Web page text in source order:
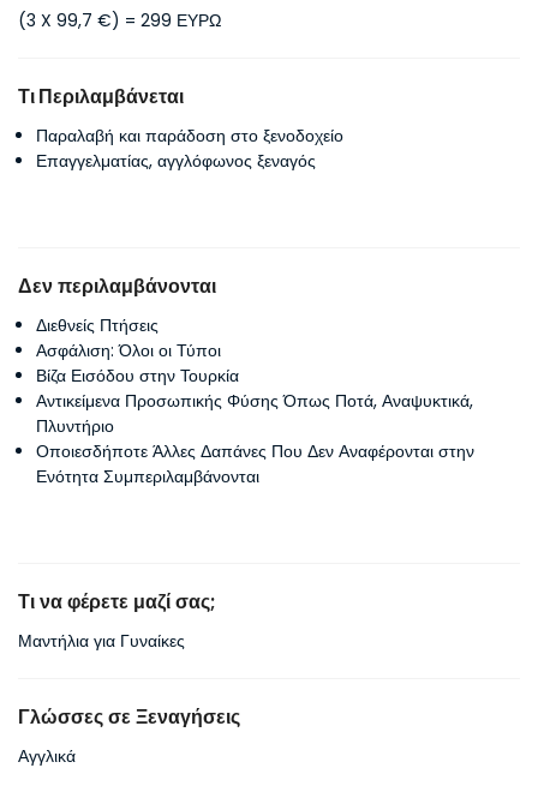
(3 X 99,7 €) = 299 ΕΥΡΩ
Τι Περιλαμβάνεται
Παραλαβή και παράδοση στο ξενοδοχείο
Επαγγελματίας, αγγλόφωνος ξεναγός
Δεν περιλαμβάνονται
Διεθνείς Πτήσεις
Ασφάλιση: Όλοι οι Τύποι
Βίζα Εισόδου στην Τουρκία
Αντικείμενα Προσωπικής Φύσης Όπως Ποτά, Αναψυκτικά,
Πλυντήριο
Οποιεσδήποτε Άλλες Δαπάνες Που Δεν Αναφέρονται στην
Ενότητα Συμπεριλαμβάνονται
Τι να φέρετε μαζί σας;
Μαντήλια για Γυναίκες
Γλώσσες σε Ξεναγήσεις
Αγγλικά